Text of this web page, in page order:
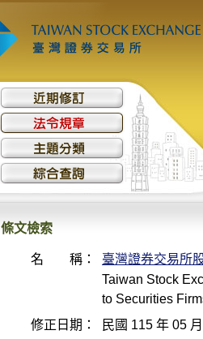
條文檢索
名 稱： 臺灣證券交易所
Taiwan Stock
to Securities
修正日期：
民國 115 年 05